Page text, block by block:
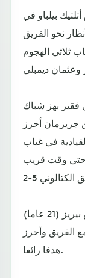
بيلباو في
نحو الفريق
ثلاثي الهجوم
فقير بهز شباك
ليتقدم بيتيس 1-0، لكن جريزمان أحرز
في غياب
حتى وقت قريب
وفضلا عن المهاجم الفرنسي قدم كارلس بيريز (21 عاما)
الفريق وأحرز
هدفا رائعا.